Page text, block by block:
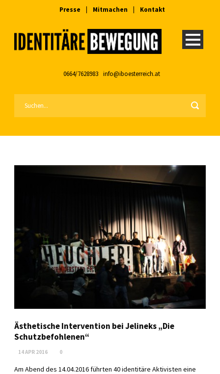
Presse Mitmachen Kontakt
0664/7628983 info@iboesterreich.at
Ästhetische Intervention bei Jelineks „Die
Schutzbefohlenen“
14 APR 2016 0
Am Abend des 14.04.2016 führten 40 identitäre Aktivisten eine